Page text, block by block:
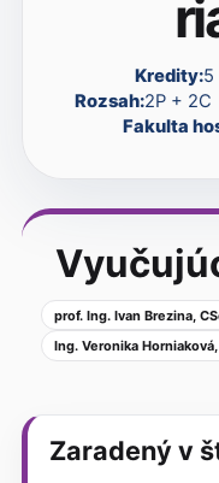
Kredity:5
Rozsah:2P + 2C
Fakulta
prof. Ing. Ivan Brezina,
Ing. Veronika
Zaradený v